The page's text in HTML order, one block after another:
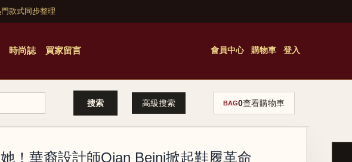
款式同步整理
時尚誌 買家留言 會員中心 購物車 登入
高級搜索 BAG0查看購物車
！華裔設計師Qian Beini掀起鞋履革命